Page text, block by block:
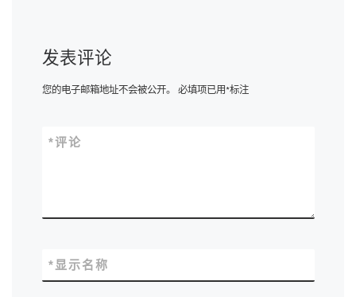
发表评论
您的电子邮箱地址不会被公开。 必填项已用*标注
评论
*
显示名称
*